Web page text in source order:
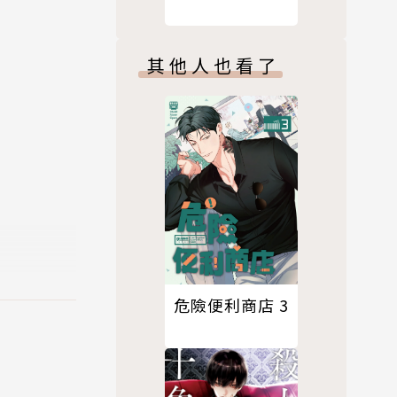
其他人也看了
危險便利商店 3